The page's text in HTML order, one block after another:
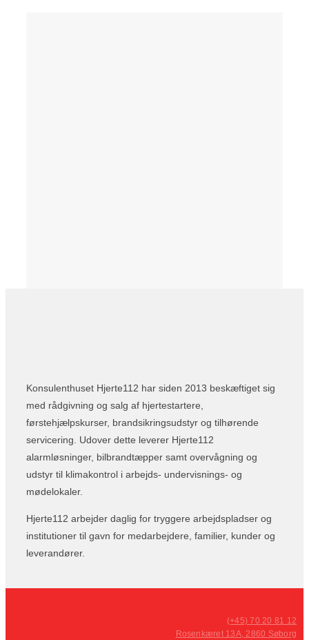
Konsulenthuset Hjerte112 har siden 2013 beskæftiget sig
med rådgivning og salg af hjertestartere,
førstehjælpskurser, brandsikringsudstyr og tilhørende
servicering. Udover dette leverer Hjerte112
alarmløsninger, bilbrandtæpper samt overvågning og
udstyr til klimakontrol i arbejds- undervisnings- og
mødelokaler.
Hjerte112 arbejder daglig for tryggere arbejdspladser og
institutioner til gavn for medarbejdere, familier, kunder og
leverandører.
(+45) 70 20 81 12
Rosenkæret 13A, 2860 Søborg